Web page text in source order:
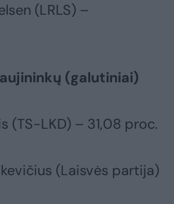
(LRLS) –
(galutiniai)
(TS-LKD) – 31,08 proc.
(Laisvės partija)